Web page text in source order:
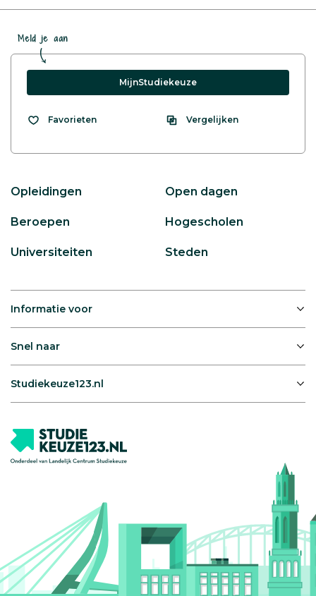
Meld je aan
MijnStudiekeuze
Favorieten Vergelijken
Opleidingen Open dagen
Beroepen Hogescholen
Universiteiten Steden
Informatie voor
Snel naar
Studiekeuze123.nl